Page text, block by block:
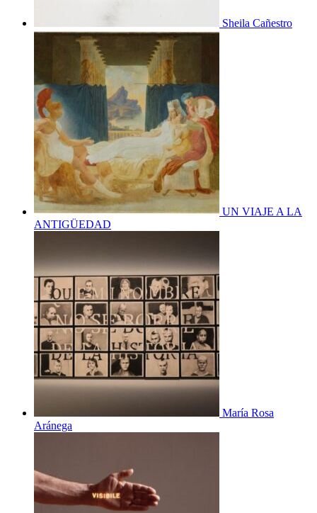
Sheila Cañestro
UN VIAJE A LA
ANTIGÜEDAD
María Rosa
Aránega